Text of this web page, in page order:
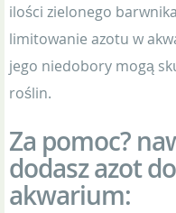
ilości zielonego
limitowanie azotu w
jego niedobory mogą
roślin.
Za pomoc?
dodasz azot
akwarium: